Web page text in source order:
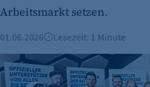
Arbeitsmarkt setzen.
01.06.2026 Lesezeit: 1 Minute
IHK-Kampagne macht Berliner